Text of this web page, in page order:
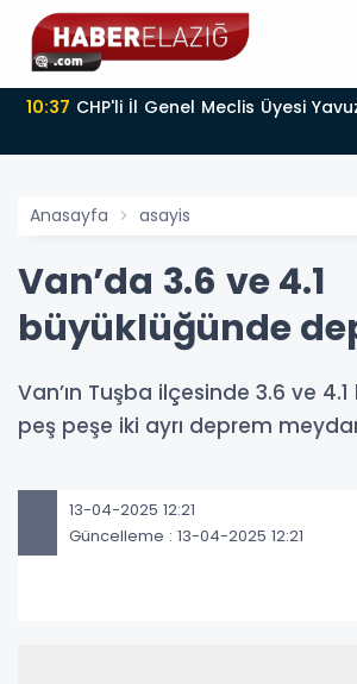
10:37 CHP'li İl Genel Meclis Üyesi
Anasayfa asayis
Van’da 3.6 ve 4.1
büyüklüğünde
Van’ın Tuşba ilçesinde 3.6 ve
peş peşe iki ayrı deprem
13-04-2025 12:21
Güncelleme : 13-04-2025 12:21